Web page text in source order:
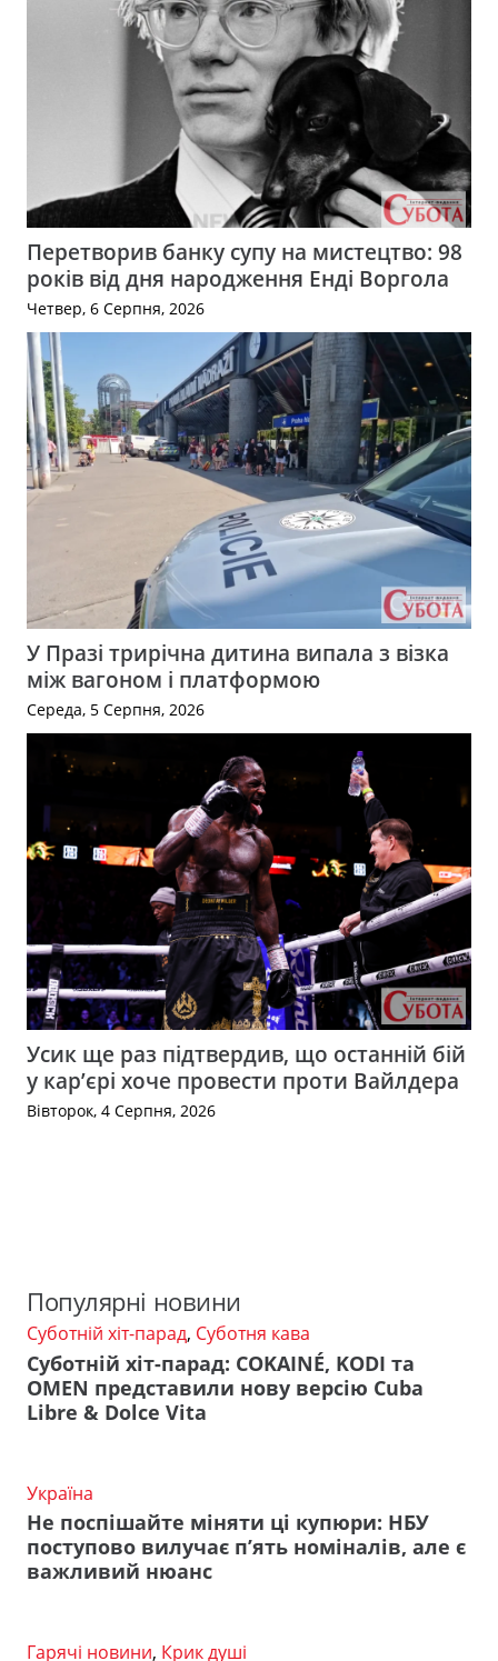
Перетворив банку супу на мистецтво: 98
років від дня народження Енді Воргола
Четвер, 6 Серпня, 2026
У Празі трирічна дитина випала з візка
між вагоном і платформою
Середа, 5 Серпня, 2026
Усик ще раз підтвердив, що останній бій
у кар’єрі хоче провести проти Вайлдера
Вівторок, 4 Серпня, 2026
Популярні новини
Суботній хіт-парад, Суботня кава
Суботній хіт-парад: COKAINÉ, KODI та
OMEN представили нову версію Cuba
Libre & Dolce Vita
Україна
Не поспішайте міняти ці купюри: НБУ
поступово вилучає п’ять номіналів, але є
важливий нюанс
Гарячі новини, Крик душі